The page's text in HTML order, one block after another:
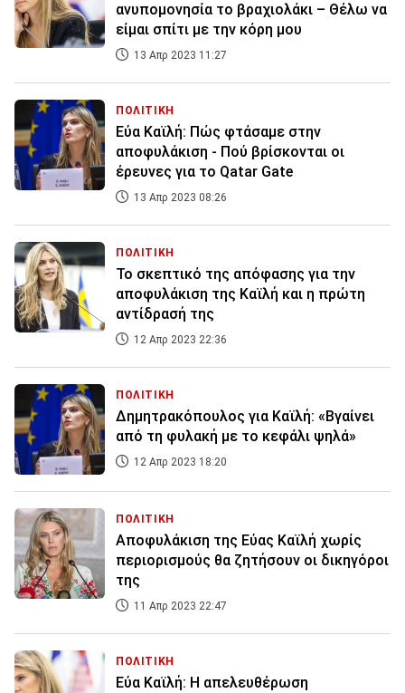
ανυπομονησία το βραχιολάκι – Θέλω να
είμαι σπίτι με την κόρη μου
13 Απρ 2023 11:27
ΠΟΛΙΤΙΚΗ
Εύα Καϊλή: Πώς φτάσαμε στην
αποφυλάκιση - Πού βρίσκονται οι
έρευνες για το Qatar Gate
13 Απρ 2023 08:26
ΠΟΛΙΤΙΚΗ
Το σκεπτικό της απόφασης για την
αποφυλάκιση της Καϊλή και η πρώτη
αντίδρασή της
12 Απρ 2023 22:36
ΠΟΛΙΤΙΚΗ
Δημητρακόπουλος για Καϊλή: «Βγαίνει
από τη φυλακή με το κεφάλι ψηλά»
12 Απρ 2023 18:20
ΠΟΛΙΤΙΚΗ
Αποφυλάκιση της Εύας Καϊλή χωρίς
περιορισμούς θα ζητήσουν οι δικηγόροι
της
11 Απρ 2023 22:47
ΠΟΛΙΤΙΚΗ
Εύα Καϊλή: Η απελευθέρωση